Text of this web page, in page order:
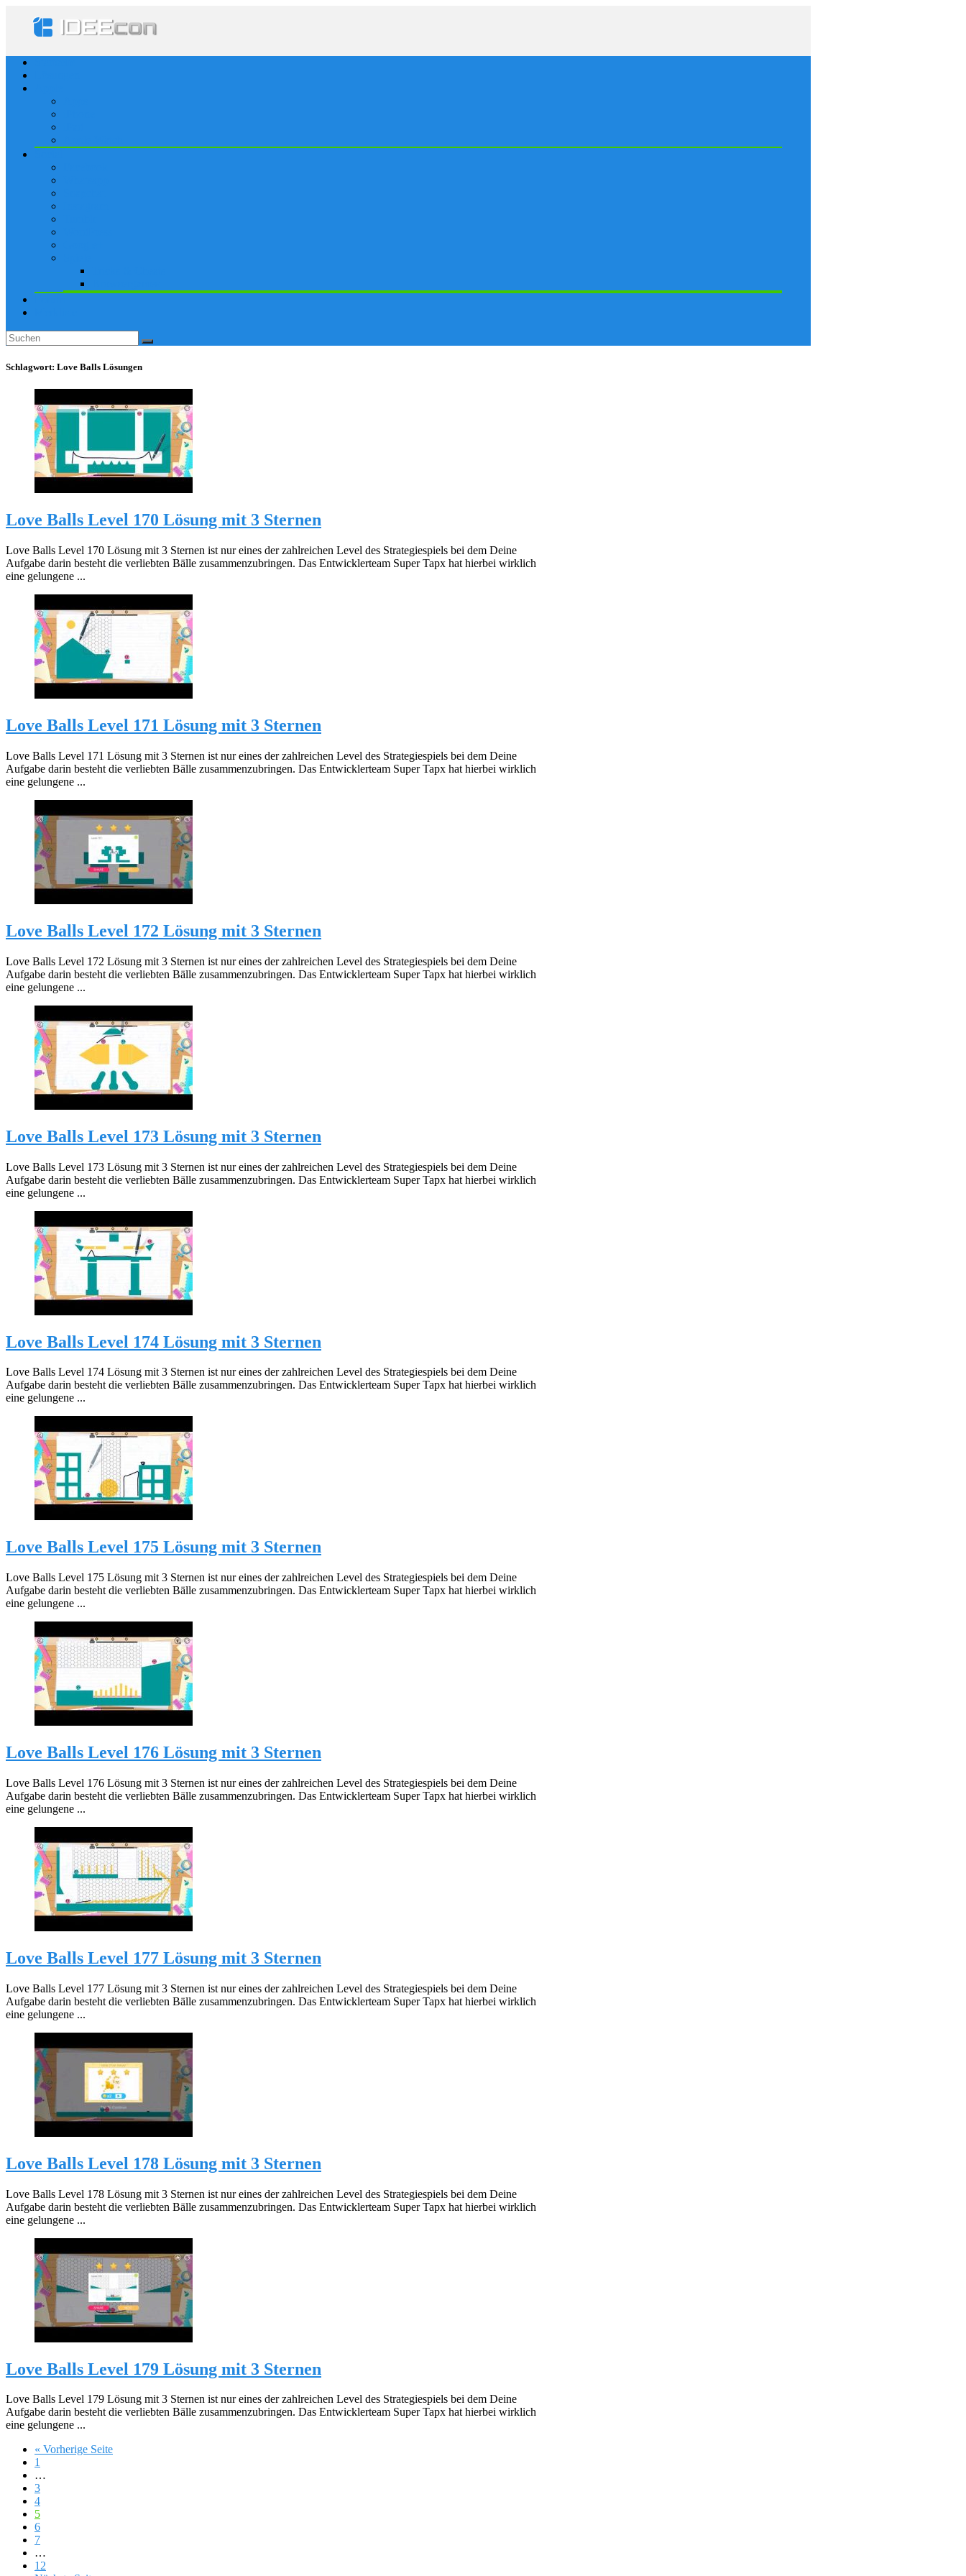
Schlagwort: Love Balls Lösungen
Love Balls Level 170 Lösung mit 3 Sternen
Love Balls Level 170 Lösung mit 3 Sternen ist nur eines der zahlreichen Level des Strategiespiels bei dem Deine
Aufgabe darin besteht die verliebten Bälle zusammenzubringen. Das Entwicklerteam Super Tapx hat hierbei wirklich
eine gelungene ...
Love Balls Level 171 Lösung mit 3 Sternen
Love Balls Level 171 Lösung mit 3 Sternen ist nur eines der zahlreichen Level des Strategiespiels bei dem Deine
Aufgabe darin besteht die verliebten Bälle zusammenzubringen. Das Entwicklerteam Super Tapx hat hierbei wirklich
eine gelungene ...
Love Balls Level 172 Lösung mit 3 Sternen
Love Balls Level 172 Lösung mit 3 Sternen ist nur eines der zahlreichen Level des Strategiespiels bei dem Deine
Aufgabe darin besteht die verliebten Bälle zusammenzubringen. Das Entwicklerteam Super Tapx hat hierbei wirklich
eine gelungene ...
Love Balls Level 173 Lösung mit 3 Sternen
Love Balls Level 173 Lösung mit 3 Sternen ist nur eines der zahlreichen Level des Strategiespiels bei dem Deine
Aufgabe darin besteht die verliebten Bälle zusammenzubringen. Das Entwicklerteam Super Tapx hat hierbei wirklich
eine gelungene ...
Love Balls Level 174 Lösung mit 3 Sternen
Love Balls Level 174 Lösung mit 3 Sternen ist nur eines der zahlreichen Level des Strategiespiels bei dem Deine
Aufgabe darin besteht die verliebten Bälle zusammenzubringen. Das Entwicklerteam Super Tapx hat hierbei wirklich
eine gelungene ...
Love Balls Level 175 Lösung mit 3 Sternen
Love Balls Level 175 Lösung mit 3 Sternen ist nur eines der zahlreichen Level des Strategiespiels bei dem Deine
Aufgabe darin besteht die verliebten Bälle zusammenzubringen. Das Entwicklerteam Super Tapx hat hierbei wirklich
eine gelungene ...
Love Balls Level 176 Lösung mit 3 Sternen
Love Balls Level 176 Lösung mit 3 Sternen ist nur eines der zahlreichen Level des Strategiespiels bei dem Deine
Aufgabe darin besteht die verliebten Bälle zusammenzubringen. Das Entwicklerteam Super Tapx hat hierbei wirklich
eine gelungene ...
Love Balls Level 177 Lösung mit 3 Sternen
Love Balls Level 177 Lösung mit 3 Sternen ist nur eines der zahlreichen Level des Strategiespiels bei dem Deine
Aufgabe darin besteht die verliebten Bälle zusammenzubringen. Das Entwicklerteam Super Tapx hat hierbei wirklich
eine gelungene ...
Love Balls Level 178 Lösung mit 3 Sternen
Love Balls Level 178 Lösung mit 3 Sternen ist nur eines der zahlreichen Level des Strategiespiels bei dem Deine
Aufgabe darin besteht die verliebten Bälle zusammenzubringen. Das Entwicklerteam Super Tapx hat hierbei wirklich
eine gelungene ...
Love Balls Level 179 Lösung mit 3 Sternen
Love Balls Level 179 Lösung mit 3 Sternen ist nur eines der zahlreichen Level des Strategiespiels bei dem Deine
Aufgabe darin besteht die verliebten Bälle zusammenzubringen. Das Entwicklerteam Super Tapx hat hierbei wirklich
eine gelungene ...
« Vorherige Seite
1
…
3
4
5
6
7
…
12